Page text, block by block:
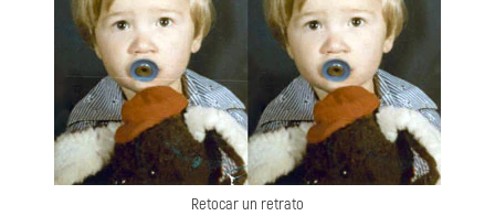
Retocar un retrato